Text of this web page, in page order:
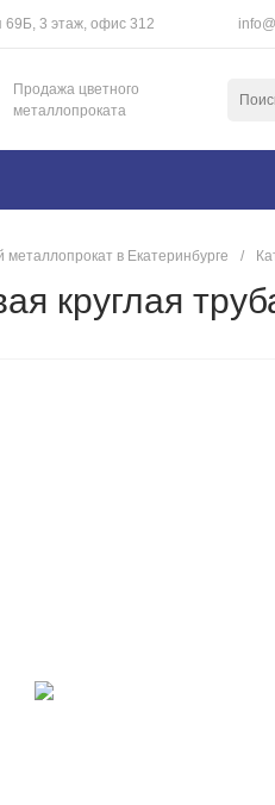
69Б, 3 этаж, офис 312
Продажа цветного
металлопроката
металлопрокат в Екатеринбурге /
круглая